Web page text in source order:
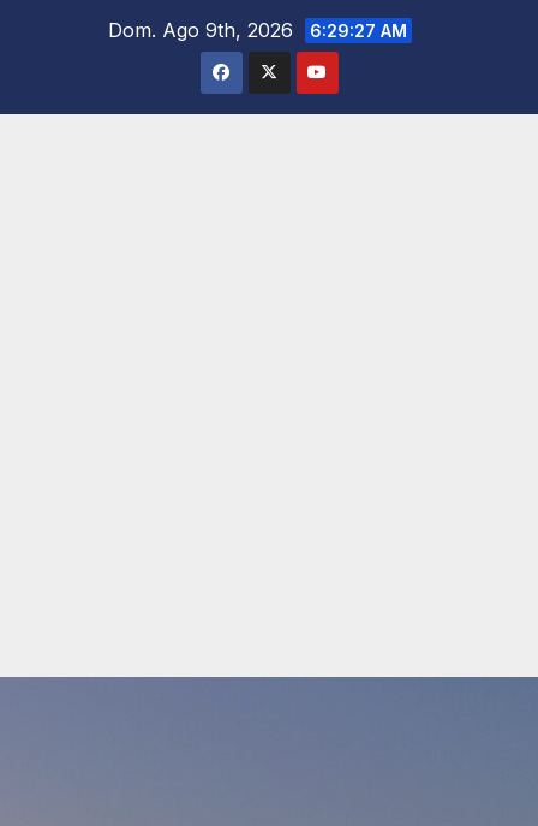
Dom. Ago 9th, 2026 6:29:28 AM